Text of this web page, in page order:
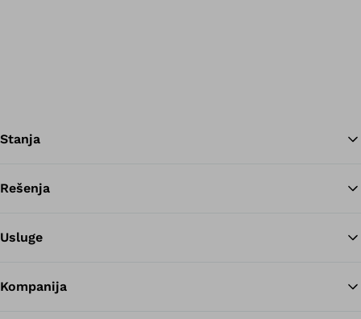
Stanja
Rešenja
Usluge
Kompanija